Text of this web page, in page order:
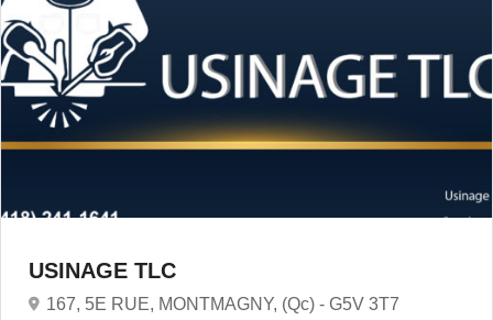
USINAGE TLC
167, 5E RUE, MONTMAGNY, (Qc) - G5V 3T7